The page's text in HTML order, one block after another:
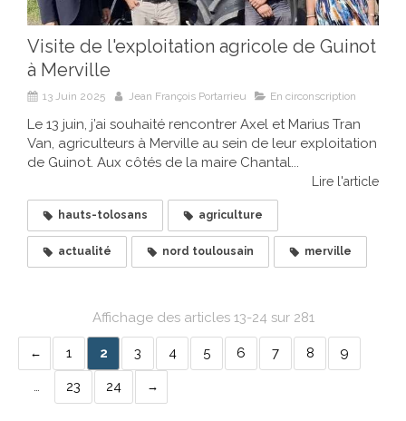
Visite de l'exploitation agricole de Guinot
à Merville
13 Juin 2025 Jean François Portarrieu En circonscription
Le 13 juin, j’ai souhaité rencontrer Axel et Marius Tran
Van, agriculteurs à Merville au sein de leur exploitation
de Guinot. Aux côtés de la maire Chantal...
Lire l'article
hauts-tolosans agriculture
actualité nord toulousain merville
Affichage des articles 13-24 sur 281
1 2 3 4 5 6 7 8 9
… 23 24